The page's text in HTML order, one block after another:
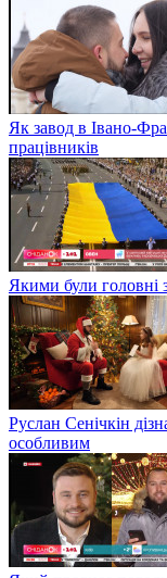
Як завод в Івано-
працівників
Якими були головні
Руслан Сенічкін
особливим